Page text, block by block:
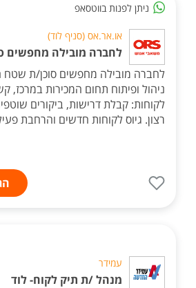
ניתן לפנות בווטסאפ
או.אר.אס (סניף לוד)
לחברה מובילה מחפשים
לחברה מובילה מחפשים סוכן/ת שטח
ניהול ופיתוח תחום המכירות במרכז,
לקוחות: קבלת דרישות, ביקורים
רצון. גיוס לקוחות חדשים והרחבת
עמידר
מנהל /ת תיק לקוח- לוד